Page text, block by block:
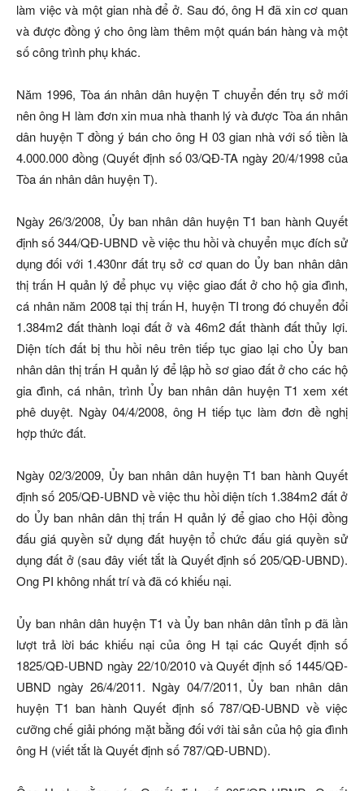
làm việc và một gian nhà để ở. Sau đó, ông H đã xin cơ quan
và được đồng ý cho ông làm thêm một quán bán hàng và một
số công trình phụ khác.
Năm 1996, Tòa án nhân dân huyện T chuyển đến trụ sở mới
nên ông H làm đơn xin mua nhà thanh lý và được Tòa án nhân
dân huyện T đồng ý bán cho ông H 03 gian nhà với số tiền là
4.000.000 đồng (Quyết định số 03/QĐ-TA ngày 20/4/1998 của
Tòa án nhân dân huyện T).
Ngày 26/3/2008, Ủy ban nhân dân huyện T1 ban hành Quyết
định số 344/QĐ-UBND về việc thu hồi và chuyển mục đích sử
dụng đối với 1.430nr đất trụ sở cơ quan do Ủy ban nhân dân
thị trấn H quản lý để phục vụ việc giao đất ở cho hộ gia đình,
cá nhân năm 2008 tại thị trấn H, huyện TI trong đó chuyển đổi
1.384m2 đất thành loại đất ở và 46m2 đất thành đất thủy lợi.
Diện tích đất bị thu hồi nêu trên tiếp tục giao lại cho Ủy ban
nhân dân thị trấn H quản lý để lập hồ sơ giao đất ở cho các hộ
gia đình, cá nhân, trình Ủy ban nhân dân huyện T1 xem xét
phê duyệt. Ngày 04/4/2008, ông H tiếp tục làm đơn đề nghị
hợp thức đất.
Ngày 02/3/2009, Ủy ban nhân dân huyện T1 ban hành Quyết
định số 205/QĐ-UBND về việc thu hồi diện tích 1.384m2 đất ở
do Ủy ban nhân dân thị trấn H quản lý để giao cho Hội đồng
đấu giá quyền sử dụng đất huyện tổ chức đấu giá quyền sử
dụng đất ở (sau đây viết tắt là Quyết định số 205/QĐ-UBND).
Ong PI không nhất trí và đã có khiếu nại.
Ủy ban nhân dân huyện T1 và Ủy ban nhân dân tỉnh p đã lần
lượt trả lời bác khiếu nại của ông H tại các Quyết định số
1825/QĐ-UBND ngày 22/10/2010 và Quyết định số 1445/QĐ-
UBND ngày 26/4/2011. Ngày 04/7/2011, Ủy ban nhân dân
huyện T1 ban hành Quyết định số 787/QĐ-UBND về việc
cưỡng chế giải phóng mặt bằng đối với tài sản của hộ gia đình
ông H (viết tắt là Quyết định số 787/QĐ-UBND).